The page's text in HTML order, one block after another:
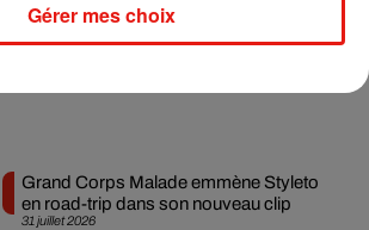
Ariana Grande prendra une pause après
sa tournée mondiale
31 juillet 2026
Grand Corps Malade emmène Styleto
en road-trip dans son nouveau clip
Gérer mes choix